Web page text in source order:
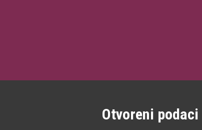
Otvoreni podaci